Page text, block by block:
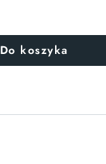
Do koszyka